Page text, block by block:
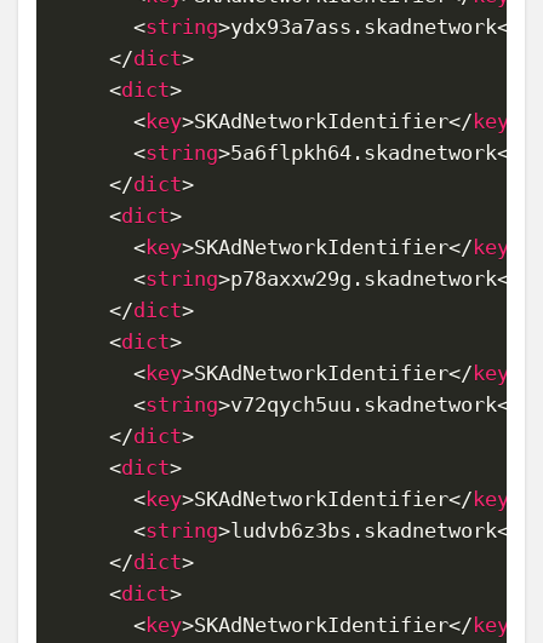
<string>ydx93a7ass.skadnetwork</
</dict>
<dict>
<key>SKAdNetworkIdentifier</ key
<string>5a6flpkh64.skadnetwork</
</dict>
<dict>
<key>SKAdNetworkIdentifier</ key
<string>p78axxw29g.skadnetwork</
</dict>
<dict>
<key>SKAdNetworkIdentifier</ key
<string>v72qych5uu.skadnetwork</
</dict>
<dict>
<key>SKAdNetworkIdentifier</ key
<string>ludvb6z3bs.skadnetwork</
</dict>
<dict>
<key>SKAdNetworkIdentifier</ key